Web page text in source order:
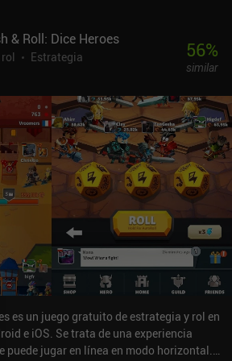
ronda tiene un álbum y una colección
reciben un poder extra cuando se juegan.
la tasa de reposición de energía, los
rejugabilidad se ve ligeramente
variedad en los estilos de juego, y
sus efectos son muy similares. Por
tamaño de los mazos reducen al
del juego es relativamente
del juego son fáciles de ganar y se
de cartas con ambas. Sin embargo,
fabricar si tenemos varias copias
bastante frustrante. En general, CUE
único con una enorme reserva de cartas,
decente. Sólo puede resultar
a la falta de variedad de estilos de juego y
que construir.
& Roll: Dice Heroes
Estrategia
56%
similar
es un juego gratuito de estrategia y rol en
e iOS. Se trata de una experiencia
puede jugar en línea en modo horizontal.